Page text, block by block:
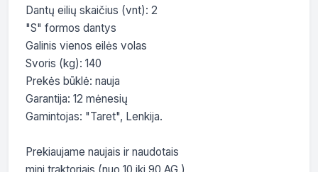
Dantų eilių skaičius (vnt): 2
"S" formos dantys
Galinis vienos eilės volas
Svoris (kg): 140
Prekės būklė: nauja
Garantija: 12 mėnesių
Gamintojas: "Taret", Lenkija.
Prekiaujame naujais ir naudotais
mini traktoriais (nuo 10 iki 90 AG.),